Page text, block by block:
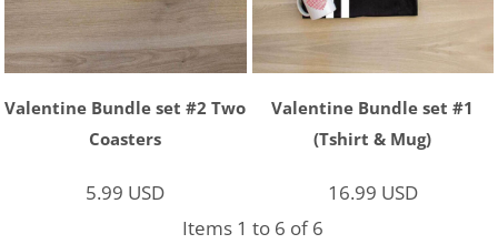
Valentine Bundle set #2 Two
Coasters
5.99 USD
Valentine Bundle set #1
(Tshirt & Mug)
16.99 USD
Items 1 to 6 of 6